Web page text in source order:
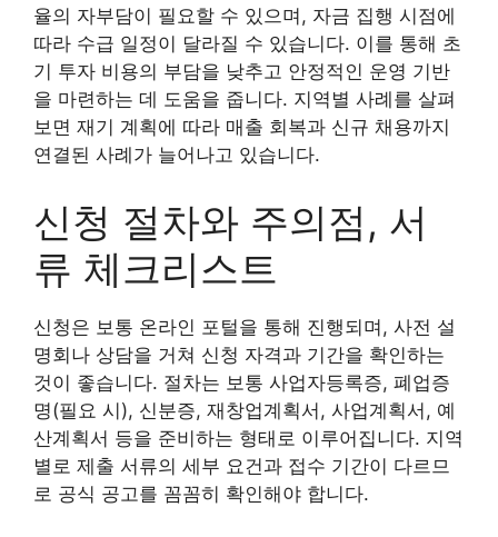
율의 자부담이 필요할 수 있으며, 자금 집행 시점에
따라 수급 일정이 달라질 수 있습니다. 이를 통해 초
기 투자 비용의 부담을 낮추고 안정적인 운영 기반
을 마련하는 데 도움을 줍니다. 지역별 사례를 살펴
보면 재기 계획에 따라 매출 회복과 신규 채용까지
연결된 사례가 늘어나고 있습니다.
신청 절차와 주의점, 서
류 체크리스트
신청은 보통 온라인 포털을 통해 진행되며, 사전 설
명회나 상담을 거쳐 신청 자격과 기간을 확인하는
것이 좋습니다. 절차는 보통 사업자등록증, 폐업증
명(필요 시), 신분증, 재창업계획서, 사업계획서, 예
산계획서 등을 준비하는 형태로 이루어집니다. 지역
별로 제출 서류의 세부 요건과 접수 기간이 다르므
로 공식 공고를 꼼꼼히 확인해야 합니다.